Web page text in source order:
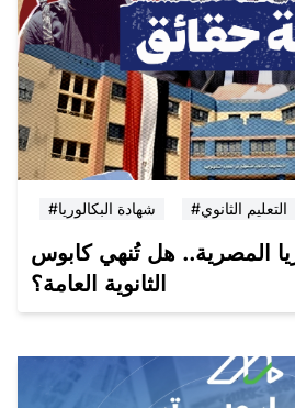
#شهادة البكالوريا #التعليم الثانوي
المصرية.. هل تُنهي كابوس
الثانوية العامة؟